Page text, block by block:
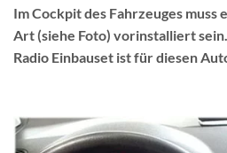
Im Cockpit des Fahrzeuges
Art (siehe Foto) vorinstalliert
Radio Einbauset ist für diesen